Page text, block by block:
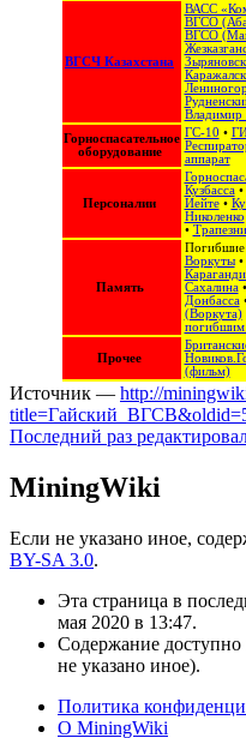
ВГСЧ Казахстана
ВАСС
ВГСО
ВГСО
Владимир
Горноспасательное
оборудование
ГС-10 •
аппарат
Персоналии
Кузбасса•
Иейте•
Николенко
•
Память
Погибшие
Воркуты•
Сахалина•
Донбасса
(Воркута)
погибшим
Прочее
(фильм)
Источник — http://
Последний раз
MiningWiki
Если не указано иное,
BY-SA 3.0.
Эта страница в
мая 2020 в 13:47.
Содержание
не указано иное).
Политика
О MiningWiki